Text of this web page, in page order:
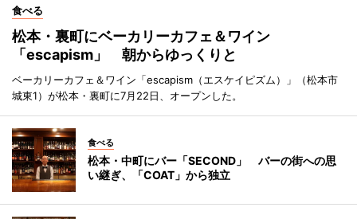
食べる
松本・裏町にベーカリーカフェ＆ワイン
「escapism」 朝からゆっくりと
ベーカリーカフェ＆ワイン「escapism（エスケイピズム）」（松本市
城東1）が松本・裏町に7月22日、オープンした。
食べる
松本・中町にバー「SECOND」 バーの街への思
い継ぎ、「COAT」から独立